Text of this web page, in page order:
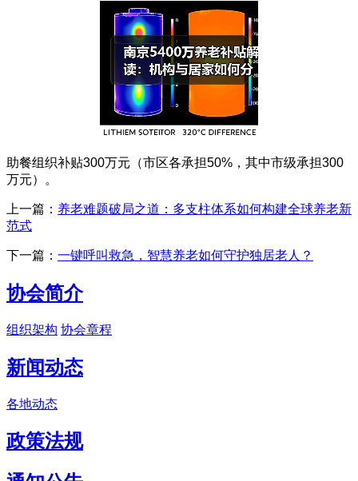
助餐组织补贴300万元（市区各承担50%，其中市级承担300
万元）。
上一篇： 养老难题破局之道：多支柱体系如何构建全球养老新
范式
下一篇： 一键呼叫救急，智慧养老如何守护独居老人？
协会简介
组织架构 协会章程
新闻动态
各地动态
政策法规